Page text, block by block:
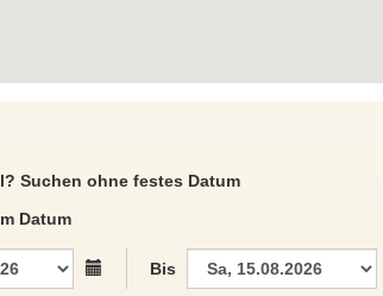
Suchen ohne festes Datum
Datum
Bis